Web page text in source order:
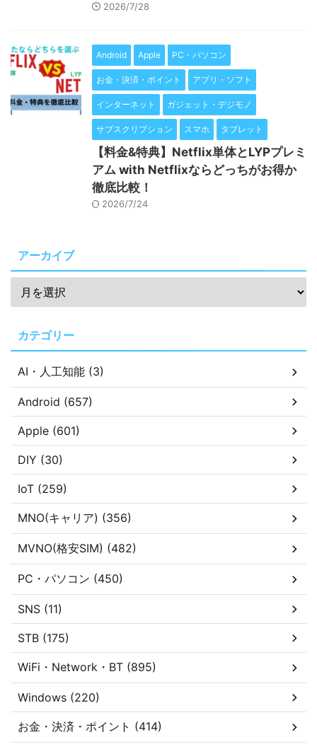
2026/7/28
Android Apple PC・パソコン
お金・決済・ポイント アプリ・ソフト
インターネット ガジェット・デジモノ
サブスクリプション スマホ タブレット
【料金&特典】Netflix単体とLYPプレミ
アム with Netflixならどっちがお得か
徹底比較！
2026/7/24
アーカイブ
カテゴリー
AI・人工知能 (3)
Android (657)
Apple (601)
DIY (30)
IoT (259)
MNO(キャリア) (356)
MVNO(格安SIM) (482)
PC・パソコン (450)
SNS (11)
STB (175)
WiFi・Network・BT (895)
Windows (220)
お金・決済・ポイント (414)